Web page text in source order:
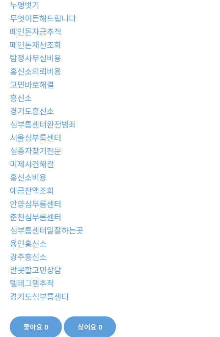
누명벗기
무엇이든해드립니다
떼인돈자금추적
떼인돈재산조회
탐정사무실비용
흥신소의뢰비용
고민바로해결
흥신소
경기도흥신소
심부름센터완전범죄
서울심부름센터
실종자찾기전문
미제사건해결
흥신소비용
예금잔액조회
안양심부름센터
춘천심부름센터
심부름센터일잘하는곳
용인흥신소
광주흥신소
말못할고민상담
텔레그램추적
경기도심부름센터
좋아요 0 싫어요 0